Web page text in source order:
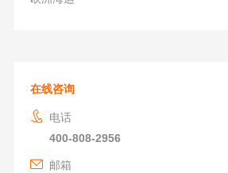
在线咨询
电话
400-808-2956
邮箱